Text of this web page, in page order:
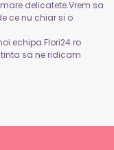
delicatete.Vrem sa
ce nu chiar si o
echipa Flori24.ro
sa ne ridicam